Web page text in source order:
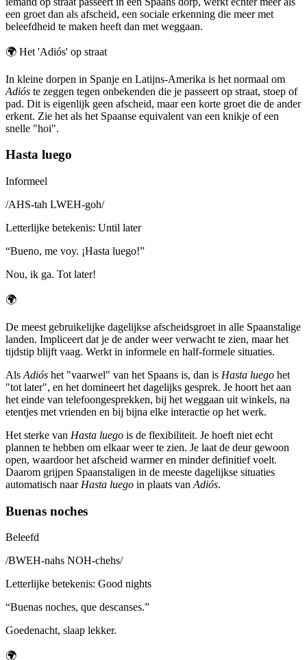
een groet dan als afscheid, een sociale erkenning die meer met
beleefdheid te maken heeft dan met weggaan.
🌍 Het 'Adiós' op straat
In kleine dorpen in Spanje en Latijns-Amerika is het normaal om
Adiós te zeggen tegen onbekenden die je passeert op straat, stoep of
pad. Dit is eigenlijk geen afscheid, maar een korte groet die de ander
erkent. Zie het als het Spaanse equivalent van een knikje of een
snelle "hoi".
Hasta luego
Informeel
/AHS-tah LWEH-goh/
Letterlijke betekenis: Until later
“Bueno, me voy. ¡Hasta luego!”
Nou, ik ga. Tot later!
🌍
De meest gebruikelijke dagelijkse afscheidsgroet in alle Spaanstalige
landen. Impliceert dat je de ander weer verwacht te zien, maar het
tijdstip blijft vaag. Werkt in informele en half-formele situaties.
Als Adiós het "vaarwel" van het Spaans is, dan is Hasta luego het
"tot later", en het domineert het dagelijks gesprek. Je hoort het aan
het einde van telefoongesprekken, bij het weggaan uit winkels, na
etentjes met vrienden en bij bijna elke interactie op het werk.
Het sterke van Hasta luego is de flexibiliteit. Je hoeft niet echt
plannen te hebben om elkaar weer te zien. Je laat de deur gewoon
open, waardoor het afscheid warmer en minder definitief voelt.
Daarom grijpen Spaanstaligen in de meeste dagelijkse situaties
automatisch naar Hasta luego in plaats van Adiós.
Buenas noches
Beleefd
/BWEH-nahs NOH-chehs/
Letterlijke betekenis: Good nights
“Buenas noches, que descanses.”
Goedenacht, slaap lekker.
🌍